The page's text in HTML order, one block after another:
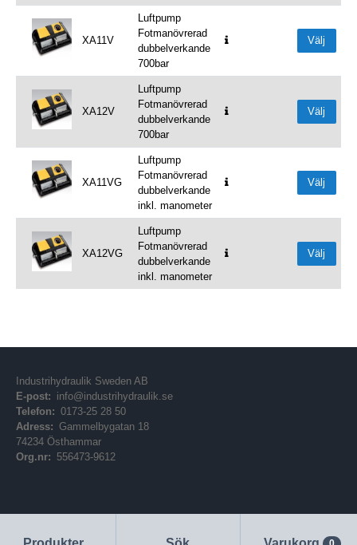
XA11V
Luftpump
Fotmanövrerad
dubbelverkande
700bar
Välj
XA12V
Luftpump
Fotmanövrerad
dubbelverkande
700bar
Välj
XA11VG
Luftpump
Fotmanövrerad
dubbelverkande
inkl. manometer
Välj
XA12VG
Luftpump
Fotmanövrerad
dubbelverkande
inkl. manometer
Välj
Industrihydraulik Sweden AB
E-post: info@industrihydraulik.se
Telefon: 0173-25 28 50
Adress: Gammelbygatan 18
74234 Östhammar
Org.nr: 556473-9612